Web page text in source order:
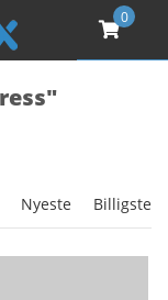
0
Nyeste Billigste